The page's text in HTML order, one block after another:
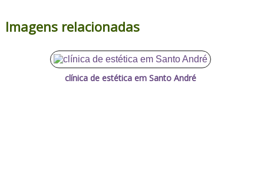
Imagens relacionadas
clínica de estética em Santo André